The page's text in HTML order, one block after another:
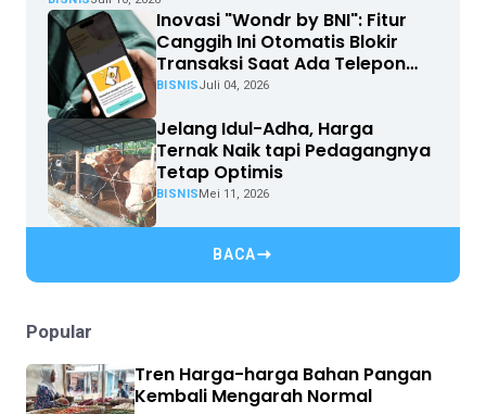
Inovasi "Wondr by BNI": Fitur
Canggih Ini Otomatis Blokir
Transaksi Saat Ada Telepon
Masuk
BISNISJuli 04, 2026
Jelang Idul-Adha, Harga
Ternak Naik tapi Pedagangnya
Tetap Optimis
BISNIS Mei 11, 2026
BACA
Popular
Tren Harga-harga Bahan Pangan
Kembali Mengarah Normal